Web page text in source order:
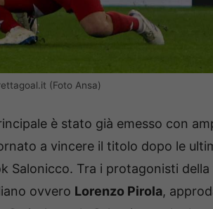
(Foto Ansa)
è stato già emesso con
a vincere il titolo dopo le
Salonicco. Tra i protagonisti
ovvero Lorenzo Pirola,